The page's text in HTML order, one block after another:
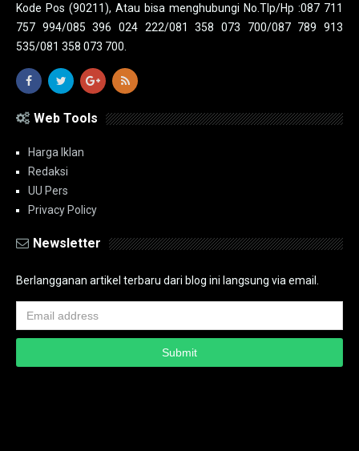
Kode Pos (90211), Atau bisa menghubungi No.Tlp/Hp :087 711
757 994/085 396 024 222/081 358 073 700/087 789 913
535/081 358 073 700.
Web Tools
Harga Iklan
Redaksi
UU Pers
Privacy Policy
Newsletter
Berlangganan artikel terbaru dari blog ini langsung via email.